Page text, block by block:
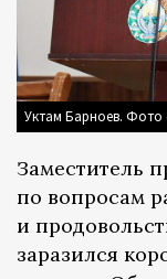
Уктам Барноев. Фото
Заместитель
по вопросам
и
заразился